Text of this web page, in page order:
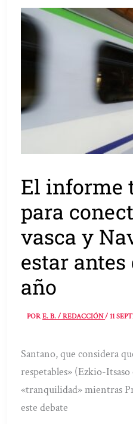
El informe
para
vasca y
estar antes
año
PORE. B. / REDACCIÓN/11
Santano, que considera
respetables» (Ezkio-
«tranquilidad» mientras
este debate